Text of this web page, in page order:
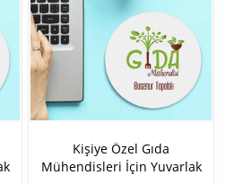
Kişiye Özel Gıda
Mühendisleri İçin Yuvarlak